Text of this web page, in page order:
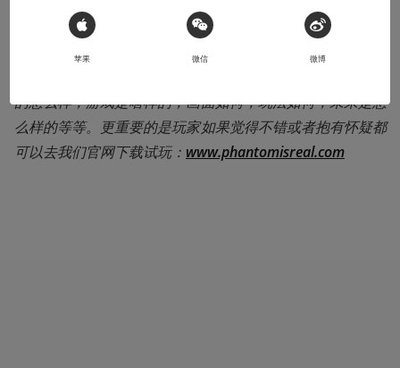
首先请大家观看我们的最新demo trailer（建议全屏1080p
的怎么样，游戏是啥样的，画面如何，玩法如何，未来是怎
么样的等等。更重要的是玩家如果觉得不错或者抱有怀疑都
可以去我们官网下载试玩： www.phantomisreal.com
 Sign in with Apple
苹果 微信 微博